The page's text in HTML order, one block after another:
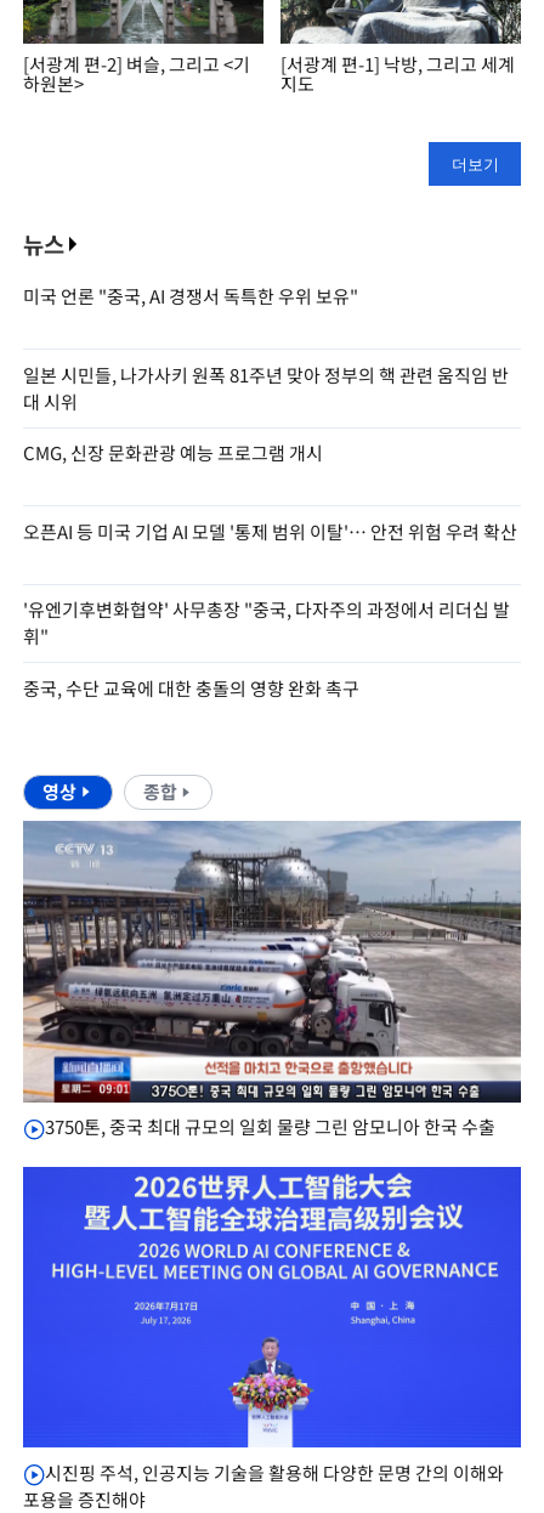
[서광계 편-2] 벼슬, 그리고 <기
하원본>
[서광계 편-1] 낙방, 그리고 세계
지도
더보기
뉴스
미국 언론 "중국, AI 경쟁서 독특한 우위 보유"
일본 시민들, 나가사키 원폭 81주년 맞아 정부의 핵 관련 움직임 반
대 시위
CMG, 신장 문화관광 예능 프로그램 개시
오픈AI 등 미국 기업 AI 모델 '통제 범위 이탈'… 안전 위험 우려 확산
'유엔기후변화협약' 사무총장 "중국, 다자주의 과정에서 리더십 발
휘"
중국, 수단 교육에 대한 충돌의 영향 완화 촉구
영상 종합
3750톤, 중국 최대 규모의 일회 물량 그린 암모니아 한국 수출
시진핑 주석, 인공지능 기술을 활용해 다양한 문명 간의 이해와
포용을 증진해야